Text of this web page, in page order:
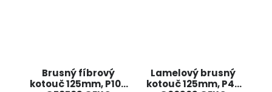
Brusný fíbrový
kotouč 125mm, P100
Lamelový brusný
kotouč 125mm, P40